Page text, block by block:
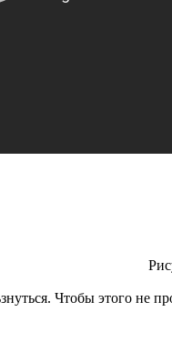
Чтобы этого не